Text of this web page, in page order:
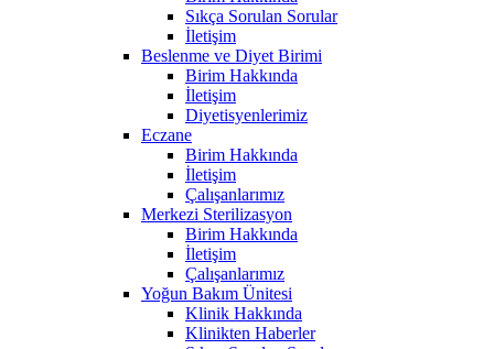
Sıkça Sorulan Sorular
İletişim
Beslenme ve Diyet Birimi
Birim Hakkında
İletişim
Diyetisyenlerimiz
Eczane
Birim Hakkında
İletişim
Çalışanlarımız
Merkezi Sterilizasyon
Birim Hakkında
İletişim
Çalışanlarımız
Yoğun Bakım Ünitesi
Klinik Hakkında
Klinikten Haberler